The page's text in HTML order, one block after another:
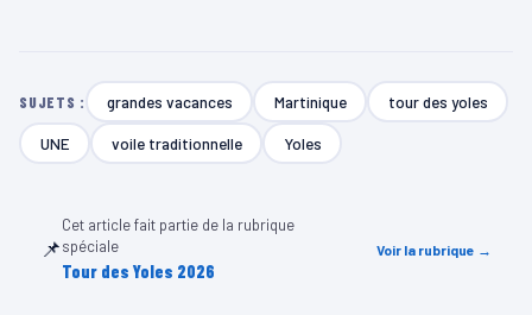
SUJETS : grandes vacances Martinique tour des yoles
UNE voile traditionnelle Yoles
📌
Cet article fait partie de la rubrique
spéciale
Tour des Yoles 2026
Voir la rubrique →